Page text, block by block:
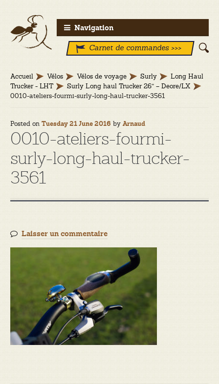
Aller
à
Aller
au
contenu
Navigation
Carnet de commandes >>>
Accueil Vélos Vélos de voyage Surly
Long Haul
Trucker - LHT
Surly Long haul Trucker 26″ – Deore/LX
0010-ateliers-fourmi-surly-long-haul-trucker-3561
Posted on Tuesday 21 June 2016 by Arnaud
0010-ateliers-fourmi-
surly-long-haul-trucker-
3561
Laisser un commentaire